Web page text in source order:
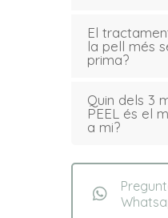
El
la pell més
prima?
Quin dels 3
PEEL és el
a mi?